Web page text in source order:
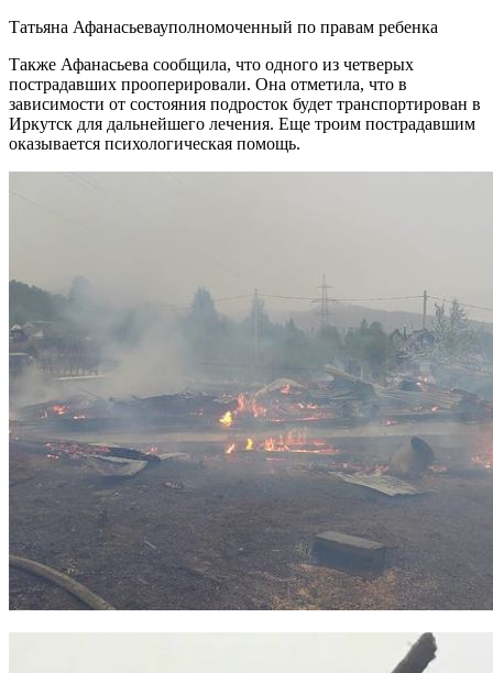
Татьяна Афанасьевауполномоченный по правам ребенка
Также Афанасьева сообщила, что одного из четверых
пострадавших прооперировали. Она отметила, что в
зависимости от состояния подросток будет транспортирован в
Иркутск для дальнейшего лечения. Еще троим пострадавшим
оказывается психологическая помощь.